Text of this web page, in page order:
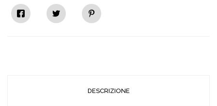
DESCRIZIONE